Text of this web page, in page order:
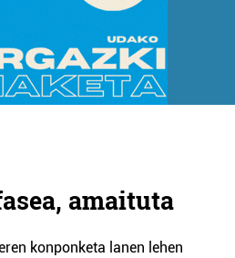
amaituta
konponketa lanen lehen